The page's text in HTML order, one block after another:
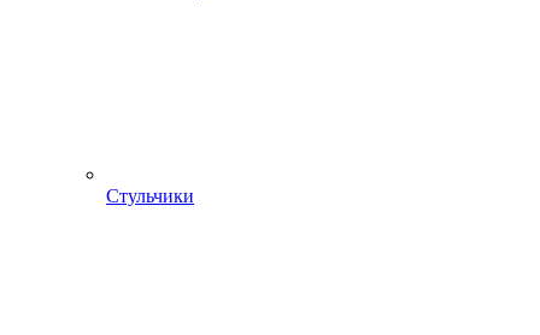
Стульчики